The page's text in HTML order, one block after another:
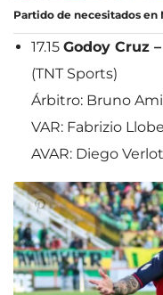
Partido de necesitados en
17.15 Godoy Cruz
(TNT Sports)
Árbitro: Bruno
VAR: Fabrizio
AVAR: Diego